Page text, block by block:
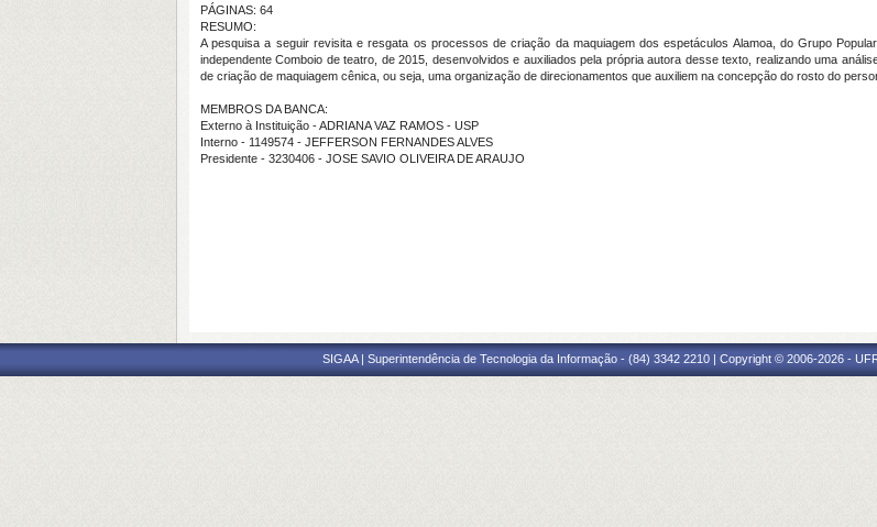
PÁGINAS: 64
RESUMO:
A pesquisa a seguir revisita e resgata os processos de criação da maquiagem dos espetáculos Alamoa, do Grupo
independente Comboio de teatro, de 2015, desenvolvidos e auxiliados pela própria autora desse texto, realizando uma
de criação de maquiagem cênica, ou seja, uma organização de direcionamentos que auxiliem na concepção do rosto do
MEMBROS DA BANCA:
Externo à Instituição - ADRIANA VAZ RAMOS - USP
Interno - 1149574 - JEFFERSON FERNANDES ALVES
Presidente - 3230406 - JOSE SAVIO OLIVEIRA DE ARAUJO
SIGAA | Superintendência de Tecnologia da Informação - (84) 3342 2210 | Copyright © 2006-2026 -